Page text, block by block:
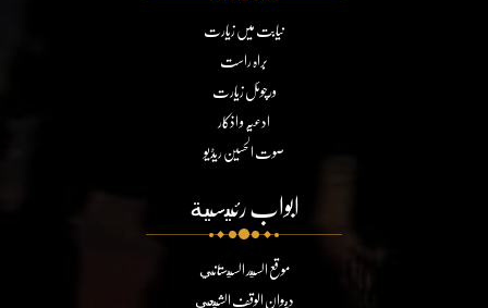
نیابت میں زیارت
براہ راست
ورچوئل زیارت
ادعیہ و اذکار
صوت الحسین ریڈیو
ابواب رئيسية
موقع السيد السيستاني
ديوان الوقف الشيعي